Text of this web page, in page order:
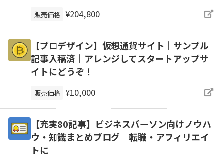
販売価格 ¥204,800
【プロデザイン】仮想通貨サイト｜サンプル
記事入稿済｜アレンジしてスタートアップサ
イトにどうぞ！
販売価格 ¥10,000
【充実80記事】ビジネスパーソン向けノウハ
ウ・知識まとめブログ｜転職・アフィリエイ
トに